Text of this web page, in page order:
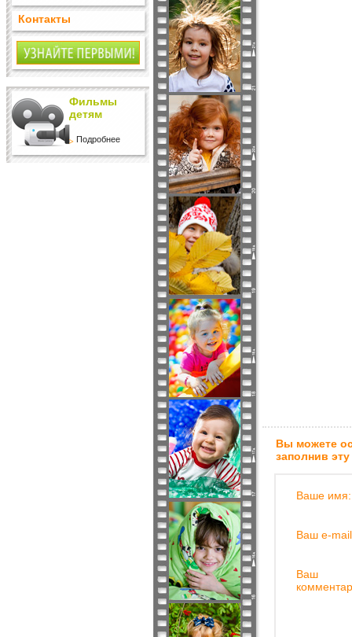
Контакты
Фильмы
детям
Подробнее
Вы можете
заполнив
Ваше имя:
Ваш e-
Ваш